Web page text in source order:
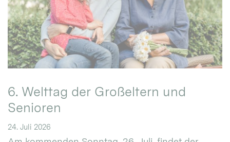
6. Welttag der Großeltern und
Senioren
24. Juli 2026